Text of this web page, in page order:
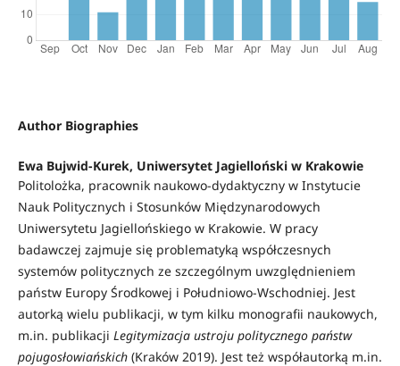
Author Biographies
Ewa Bujwid-Kurek, Uniwersytet Jagielloński w Krakowie
Politolożka, pracownik naukowo-dydaktyczny w Instytucie
Nauk Politycznych i Stosunków Międzynarodowych
Uniwersytetu Jagiellońskiego w Krakowie. W pracy
badawczej zajmuje się problematyką współczesnych
systemów politycznych ze szczególnym uwzględnieniem
państw Europy Środkowej i Południowo-Wschodniej. Jest
autorką wielu publikacji, w tym kilku monografii naukowych,
m.in. publikacji Legitymizacja ustroju politycznego państw
pojugosłowiańskich(Kraków 2019). Jest też współautorką m.in.